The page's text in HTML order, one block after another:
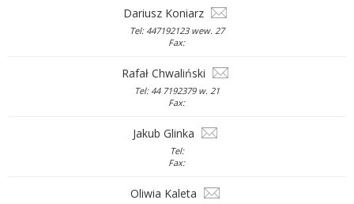
Dariusz Koniarz
Tel: 447192123 wew. 27
Fax:
Rafał Chwaliński
Tel: 44 7192379 w. 21
Fax:
Jakub Glinka
Tel:
Fax:
Oliwia Kaleta